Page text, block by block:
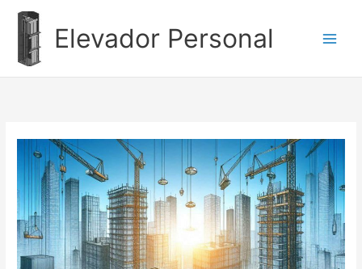
contenido
Elevador Personal